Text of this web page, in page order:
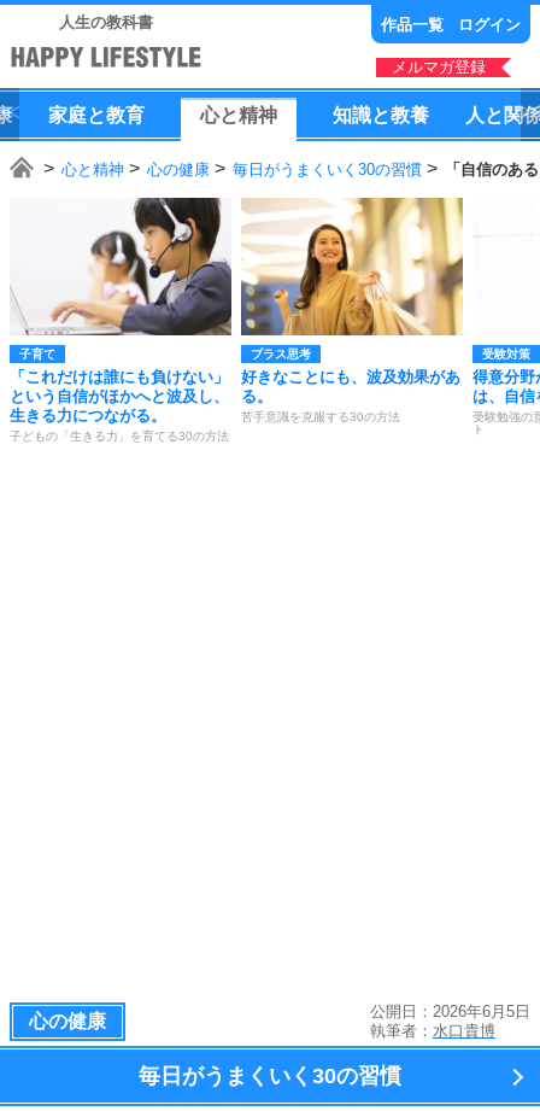
人生の教科書 作品一覧 ログイン
メルマガ登録
家庭と教育 心と精神 知識と教養 人 と 関
心と精神 心の健康 毎日がうまくいく30の習慣 「自信のあ
子育て
「これだけは誰にも負けない」
という自信がほかへと波及し、
生きる力につながる。
子どもの「生きる力」を育てる30の方法
プラス思考
好きなことにも、波及効果があ
る。
苦手意識を克服する30の方法
受験対策
得意分野
は、自信
受験勉強の
ト
心の健康
公開日：2026年6月5日
執筆者： 水口貴博
毎日がうまくいく 30の習慣